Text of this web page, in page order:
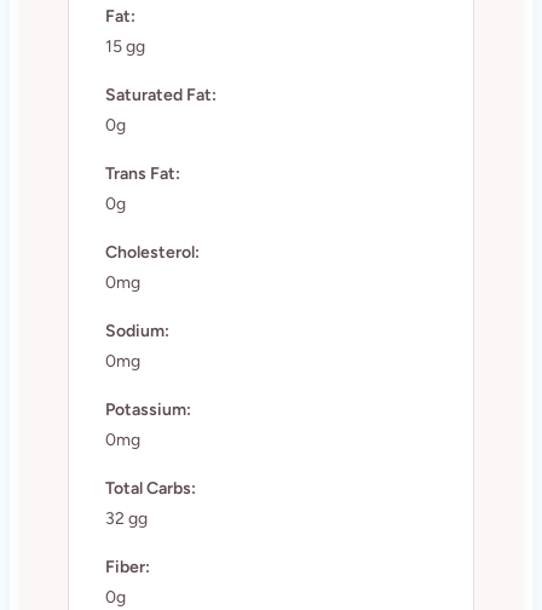
Fat:
15 gg
Saturated Fat:
0g
Trans Fat:
0g
Cholesterol:
0mg
Sodium:
0mg
Potassium:
0mg
Total Carbs:
32 gg
Fiber:
0g